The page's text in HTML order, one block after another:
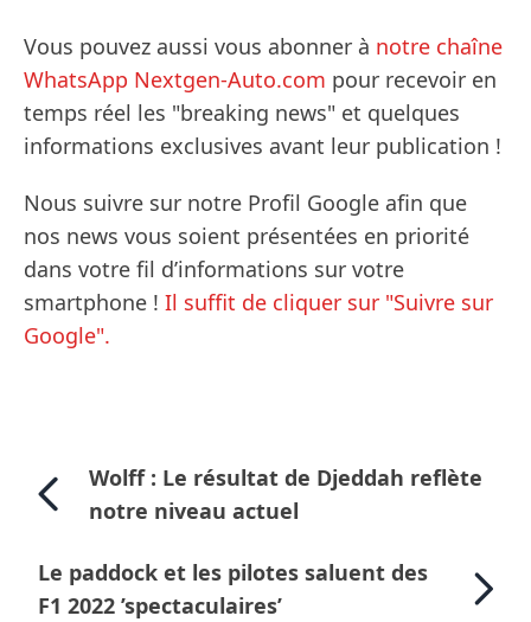
Vous pouvez aussi vous abonner à notre chaîne
WhatsApp Nextgen-Auto.com pour recevoir en
temps réel les "breaking news" et quelques
informations exclusives avant leur publication !
Nous suivre sur notre Profil Google afin que
nos news vous soient présentées en priorité
dans votre fil d’informations sur votre
smartphone ! Il suffit de cliquer sur "Suivre sur
Google".
Wolff : Le résultat de Djeddah reflète
notre niveau actuel
Le paddock et les pilotes saluent des
F1 2022 ’spectaculaires’